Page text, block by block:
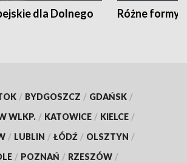
dla Dolnego
Różne formy
/ BYDGOSZCZ / GDAŃSK /
WLKP. / KATOWICE / KIELCE /
/ LUBLIN / ŁÓDŹ / OLSZTYN /
/ POZNAŃ / RZESZÓW /